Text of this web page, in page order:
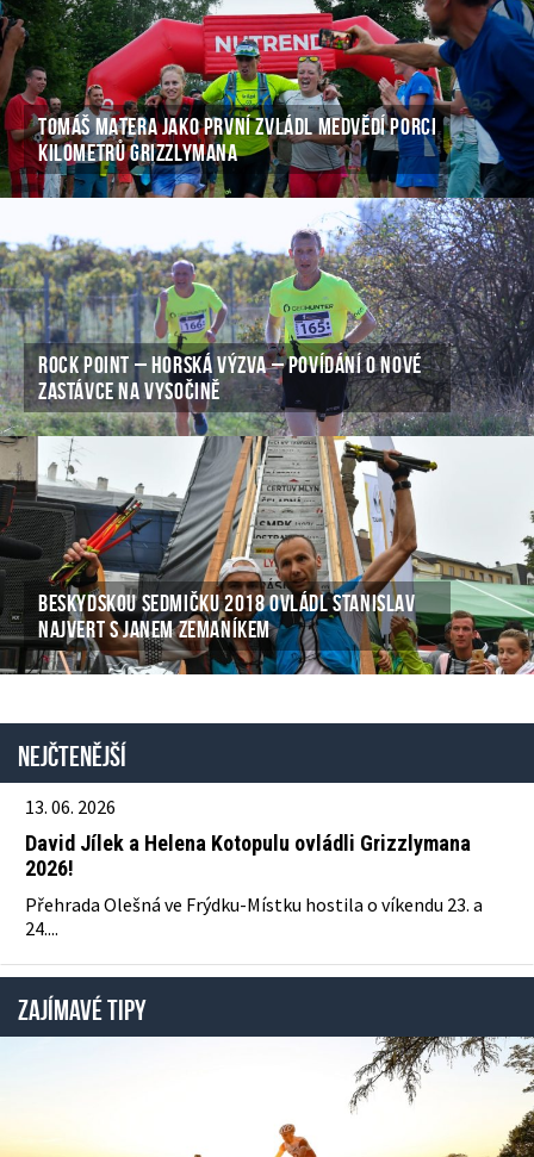
TOMÁŠ MATERA JAKO PRVNÍ ZVLÁDL MEDVĚDÍ PORCI
KILOMETRŮ GRIZZLYMANA
ROCK POINT – HORSKÁ VÝZVA – POVÍDÁNÍ O NOVÉ
ZASTÁVCE NA VYSOČINĚ
BESKYDSKOU SEDMIČKU 2018 OVLÁDL STANISLAV
NAJVERT S JANEM ZEMANÍKEM
Nejčtenější
13. 06. 2026
David Jílek a Helena Kotopulu ovládli Grizzlymana
2026!
Přehrada Olešná ve Frýdku-Místku hostila o víkendu 23. a
24....
ZAJÍMAVÉ TIPY